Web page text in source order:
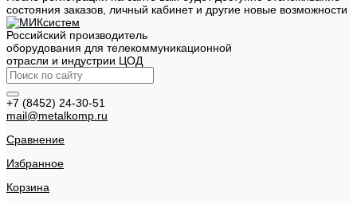
состояния заказов, личный кабинет и другие новые возможности
Российский производитель
оборудования для телекоммуникационной
отрасли и индустрии ЦОД
+7 (8452) 24-30-51
mail@metalkomp.ru
Сравнение
Избранное
Корзина